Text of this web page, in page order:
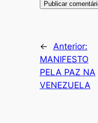
← Anterior:
MANIFESTO
PELA PAZ NA
VENEZUELA